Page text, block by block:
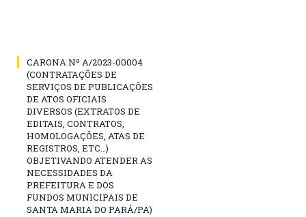
CARONA Nº A/2023-00004
(CONTRATAÇÕES DE
SERVIÇOS DE PUBLICAÇÕES
DE ATOS OFICIAIS
DIVERSOS (EXTRATOS DE
EDITAIS, CONTRATOS,
HOMOLOGAÇÕES, ATAS DE
REGISTROS, ETC…)
OBJETIVANDO ATENDER AS
NECESSIDADES DA
PREFEITURA E DOS
FUNDOS MUNICIPAIS DE
SANTA MARIA DO PARÁ/PA)